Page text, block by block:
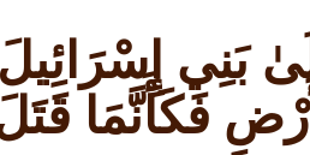
بَنِي
فَكَأَنَّمَا